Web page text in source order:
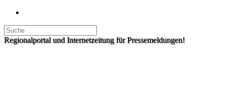
Regionalportal und Internetzeitung für Pressemeldungen!